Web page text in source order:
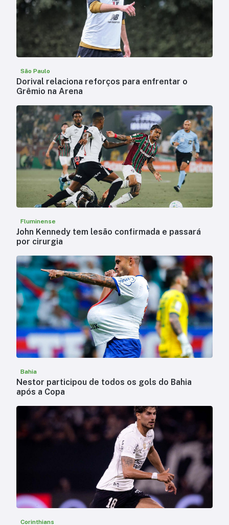
São Paulo
Dorival relaciona reforços para enfrentar o
Grêmio na Arena
Fluminense
John Kennedy tem lesão confirmada e passará
por cirurgia
Bahia
Nestor participou de todos os gols do Bahia
após a Copa
Corinthians